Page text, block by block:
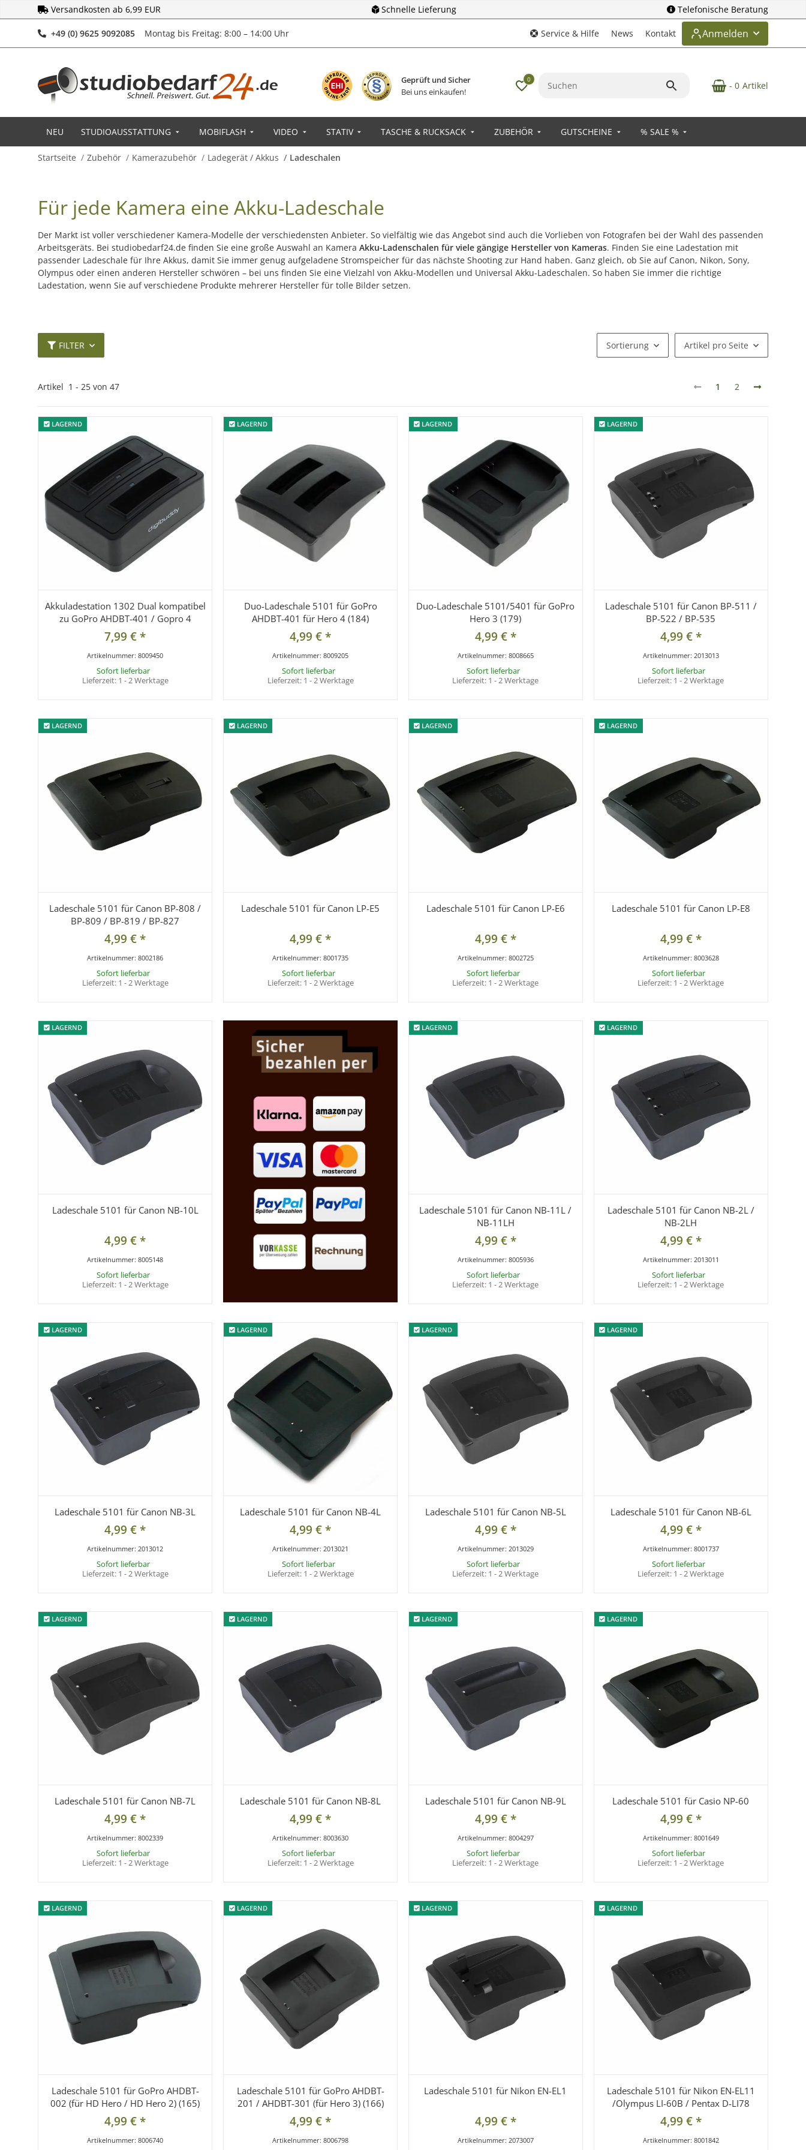
Versandkosten ab 6,99 EUR Schnelle Lieferung Telefonische Beratung
+49 (0) 9625 9092085Telefonnummer
Montag bis Freitag: 8:00 – 14:00 Uhr Service & Hilfe News Kontakt Anmelden
Geprüft und Sicher
Bei uns einkaufen!
0
- 0 Artikel
NEU STUDIOAUSSTATTUNG MOBIFLASH VIDEO STATIV TASCHE & RUCKSACK ZUBEHÖR GUTSCHEINE % SALE %
Startseite Zubehör Kamerazubehör Ladegerät / Akkus Ladeschalen
Für jede Kamera eine Akku-Ladeschale
Der Markt ist voller verschiedener Kamera-Modelle der verschiedensten Anbieter. So vielfältig wie das Angebot sind auch die Vorlieben von Fotografen bei der Wahl des passenden
Arbeitsgeräts. Bei studiobedarf24.de finden Sie eine große Auswahl an Kamera Akku-Ladenschalen für viele gängige Hersteller von Kameras. Finden Sie eine Ladestation mit
passender Ladeschale für Ihre Akkus, damit Sie immer genug aufgeladene Stromspeicher für das nächste Shooting zur Hand haben. Ganz gleich, ob Sie auf Canon, Nikon, Sony,
Olympus oder einen anderen Hersteller schwören – bei uns finden Sie eine Vielzahl von Akku-Modellen und Universal Akku-Ladeschalen. So haben Sie immer die richtige
Ladestation, wenn Sie auf verschiedene Produkte mehrerer Hersteller für tolle Bilder setzen.
FILTER Sortierung Artikel pro Seite
Artikel 1 - 47 von 47 1 2
LAGERND
LAGERND
Akkuladestation 1302 Dual kompatibel
zu GoPro AHDBT-401 / Gopro 4
7,99 €*
Artikelnummer:8009450
Sofort lieferbar
Lieferzeit: 1 - 2 Werktage
LAGERND
LAGERND
Duo-Ladeschale 5101 für GoPro
AHDBT-401 für Hero 4 (184)
4,99 €*
Artikelnummer:8009205
Sofort lieferbar
Lieferzeit: 1 - 2 Werktage
LAGERND
LAGERND
Duo-Ladeschale 5101/5401 für GoPro
Hero 3 (179)
4,99 €*
Artikelnummer: 8008665
Sofort lieferbar
Lieferzeit: 1 - 2 Werktage
LAGERND
LAGERND
Ladeschale 5101 für Canon BP-511 /
BP-522 / BP-535
4,99 €*
Artikelnummer: 2013013
Sofort lieferbar
Lieferzeit: 1 - 2 Werktage
LAGERND
LAGERND
Ladeschale 5101 für Canon BP-808 /
BP-809 / BP-819 / BP-827
4,99 €*
Artikelnummer:8002186
Sofort lieferbar
Lieferzeit: 1 - 2 Werktage
LAGERND
LAGERND
Ladeschale 5101 für Canon LP-E5
4,99 €*
Artikelnummer:8001735
Sofort lieferbar
Lieferzeit: 1 - 2 Werktage
LAGERND
LAGERND
Ladeschale 5101 für Canon LP-E6
4,99 €*
Artikelnummer: 8002725
Sofort lieferbar
Lieferzeit: 1 - 2 Werktage
LAGERND
LAGERND
Ladeschale 5101 für Canon LP-E8
4,99 €*
Artikelnummer: 8003628
Sofort lieferbar
Lieferzeit: 1 - 2 Werktage
LAGERND
LAGERND
Ladeschale 5101 für Canon NB-10L
4,99 €*
Artikelnummer:8005148
Sofort lieferbar
Lieferzeit: 1 - 2 Werktage
LAGERND
LAGERND
Ladeschale 5101 für Canon NB-11L /
NB-11LH
4,99 €*
Artikelnummer: 8005936
Sofort lieferbar
Lieferzeit: 1 - 2 Werktage
LAGERND
LAGERND
Ladeschale 5101 für Canon NB-2L /
NB-2LH
4,99 €*
Artikelnummer: 2013011
Sofort lieferbar
Lieferzeit: 1 - 2 Werktage
LAGERND
LAGERND
Ladeschale 5101 für Canon NB-3L
4,99 €*
Artikelnummer:2013012
Sofort lieferbar
Lieferzeit: 1 - 2 Werktage
LAGERND
LAGERND
Ladeschale 5101 für Canon NB-4L
4,99 €*
Artikelnummer:2013021
Sofort lieferbar
Lieferzeit: 1 - 2 Werktage
LAGERND
LAGERND
Ladeschale 5101 für Canon NB-5L
4,99 €*
Artikelnummer: 2013029
Sofort lieferbar
Lieferzeit: 1 - 2 Werktage
LAGERND
LAGERND
Ladeschale 5101 für Canon NB-6L
4,99 €*
Artikelnummer: 8001737
Sofort lieferbar
Lieferzeit: 1 - 2 Werktage
LAGERND
LAGERND
Ladeschale 5101 für Canon NB-7L
4,99 €*
Artikelnummer:8002339
Sofort lieferbar
Lieferzeit: 1 - 2 Werktage
LAGERND
LAGERND
Ladeschale 5101 für Canon NB-8L
4,99 €*
Artikelnummer:8003630
Sofort lieferbar
Lieferzeit: 1 - 2 Werktage
LAGERND
LAGERND
Ladeschale 5101 für Canon NB-9L
4,99 €*
Artikelnummer: 8004297
Sofort lieferbar
Lieferzeit: 1 - 2 Werktage
LAGERND
LAGERND
Ladeschale 5101 für Casio NP-60
4,99 €*
Artikelnummer: 8001649
Sofort lieferbar
Lieferzeit: 1 - 2 Werktage
LAGERND
LAGERND
Ladeschale 5101 für GoPro AHDBT-
002 (für HD Hero / HD Hero 2) (165)
4,99 €*
Artikelnummer:8006740
LAGERND
LAGERND
Ladeschale 5101 für GoPro AHDBT-
201 / AHDBT-301 (für Hero 3) (166)
4,99 €*
Artikelnummer:8006798
LAGERND
LAGERND
Ladeschale 5101 für Nikon EN-EL1
4,99 €*
Artikelnummer: 2073007
LAGERND
LAGERND
Ladeschale 5101 für Nikon EN-EL11
/Olympus LI-60B / Pentax D-LI78
4,99 €*
Artikelnummer: 8001842